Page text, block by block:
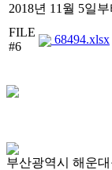
2018년 11월 5일
FILE
#6
68494.xlsx
부산광역시 해운